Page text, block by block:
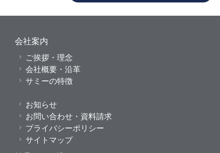
会社案内
ご挨拶・理念
会社概要・沿革
サミーの特徴
お知らせ
お問い合わせ・資料請求
プライバシーポリシー
サイトマップ